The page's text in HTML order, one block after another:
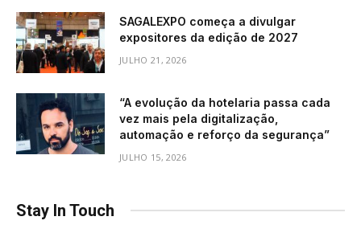
SAGALEXPO começa a divulgar
expositores da edição de 2027
JULHO 21, 2026
“A evolução da hotelaria passa cada
vez mais pela digitalização,
automação e reforço da segurança”
JULHO 15, 2026
Stay In Touch